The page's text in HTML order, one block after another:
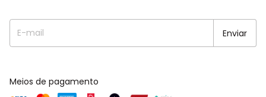
Meios de pagamento